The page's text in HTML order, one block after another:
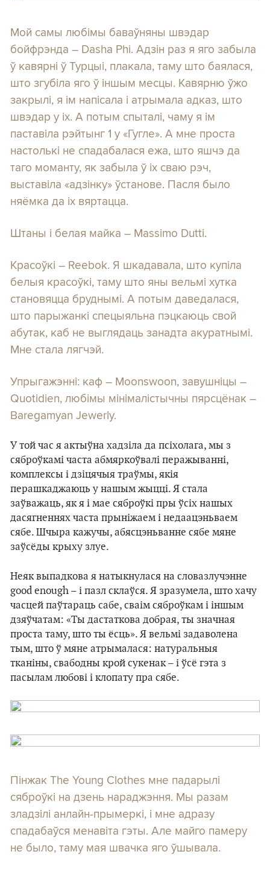
Мой самы любімы баваўняны швэдар
бойфрэнда – Dasha Phi. Адзін раз я яго забыла
ў кавярні ў Турцыі, плакала, таму што баялася,
што згубіла яго ў іншым месцы. Кавярню ўжо
закрылі, я ім напісала і атрымала адказ, што
швэдар у іх. А потым спыталі, чаму я ім
паставіла рэйтынг 1 у «Гугле». А мне проста
настолькі не спадабалася ежа, што яшчэ да
таго моманту, як забыла ў іх сваю рэч,
выставіла «адзінку» ўстанове. Пасля было
няёмка да іх вяртацца.
Штаны і белая майка – Massimo Dutti.
Красоўкі – Reebok. Я шкадавала, што купіла
белыя красоўкі, таму што яны вельмі хутка
становяцца бруднымі. А потым даведалася,
што парыжанкі спецыяльна пэцкаюць свой
абутак, каб не выглядаць занадта акуратнымі.
Мне стала лягчэй.
Упрыгажэнні: каф – Moonswoon, завушніцы –
Quotidien, любімы мінімалістычны пярсцёнак –
Baregamyan Jewerly.
У той час я актыўна хадзіла да псіхолага, мы з
сяброўкамі часта абмяркоўвалі перажыванні,
комплексы і дзіцячыя траўмы, якія
перашкаджаюць у нашым жыцці. Я стала
заўважаць, як я і мае сяброўкі пры ўсіх нашых
дасягненнях часта прыніжаем і недаацэньваем
сябе. Шчыра кажучы, абясцэньванне сябе мяне
заўсёды крыху злуе.
Неяк выпадкова я натыкнулася на словазлучэнне
good enough – і пазл склаўся. Я зразумела, што хачу
часцей паўтараць сабе, сваім сяброўкам і іншым
дзяўчатам: «Ты дастаткова добрая, ты значная
проста таму, што ты ёсць». Я вельмі задаволена
тым, што ў мяне атрымалася: натуральныя
тканіны, свабодны крой сукенак – і ўсё гэта з
пасылам любові і клопату пра сябе.
Пінжак The Young Clothes мне падарылі
сяброўкі на дзень нараджэння. Мы разам
зладзілі анлайн-прымеркі, і мне адразу
спадабаўся менавіта гэты. Але майго памеру
не было, таму мая швачка яго ўшывала.